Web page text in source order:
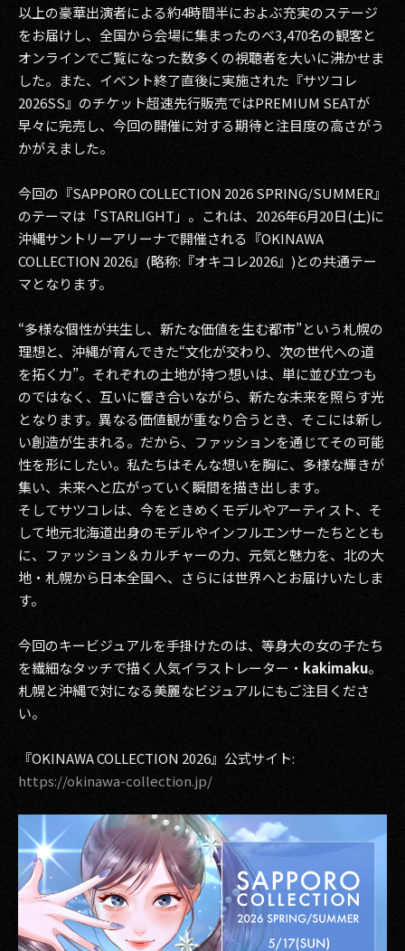
2010
2009
以上の豪華出演者による約4時間半におよぶ充実のステージ
をお届けし、全国から会場に集まったのべ3,470名の観客と
オンラインでご覧になった数多くの視聴者を大いに沸かせま
した。また、イベント終了直後に実施された『サツコレ
2026SS』のチケット超速先行販売ではPREMIUM SEATが
早々に完売し、今回の開催に対する期待と注目度の高さがう
かがえました。
今回の『SAPPORO COLLECTION 2026 SPRING/SUMMER』
のテーマは「STARLIGHT」。これは、2026年6月20日(土)に
沖縄サントリーアリーナで開催される『OKINAWA
COLLECTION 2026』(略称:『オキコレ2026』)との共通テー
マとなります。
“多様な個性が共生し、新たな価値を生む都市”という札幌の
理想と、沖縄が育んできた“文化が交わり、次の世代への道
を拓く力”。それぞれの土地が持つ想いは、単に並び立つも
のではなく、互いに響き合いながら、新たな未来を照らす光
となります。異なる価値観が重なり合うとき、そこには新し
い創造が生まれる。だから、ファッションを通じてその可能
性を形にしたい。私たちはそんな想いを胸に、多様な輝きが
集い、未来へと広がっていく瞬間を描き出します。
そしてサツコレは、今をときめくモデルやアーティスト、そ
して地元北海道出身のモデルやインフルエンサーたちととも
に、ファッション＆カルチャーの力、元気と魅力を、北の大
地・札幌から日本全国へ、さらには世界へとお届けいたしま
す。
今回のキービジュアルを手掛けたのは、等身大の女の子たち
を繊細なタッチで描く人気イラストレーター・ kakimaku。
札幌と沖縄で対になる美麗なビジュアルにもご注目くださ
い。
『OKINAWA COLLECTION 2026』公式サイト:
https://okinawa-collection.jp/